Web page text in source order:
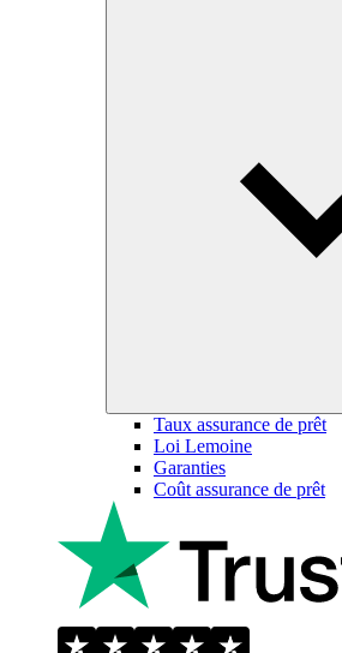
Taux assurance de prêt
Loi Lemoine
Garanties
Coût assurance de prêt